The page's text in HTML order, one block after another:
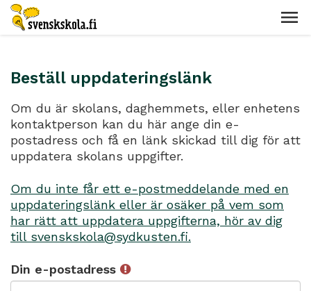
Beställ uppdateringslänk
Om du är skolans, daghemmets, eller enhetens
kontaktperson kan du här ange din e-
postadress och få en länk skickad till dig för att
uppdatera skolans uppgifter.
Om du inte får ett e-postmeddelande med en
uppdateringslänk eller är osäker på vem som
har rätt att uppdatera uppgifterna, hör av dig
till svenskskola@sydkusten.fi.
Din e-postadress